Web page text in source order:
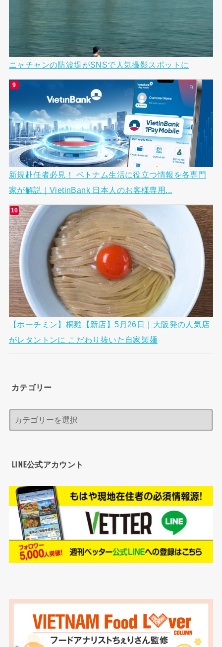
ニャチャンの防波堤がSNSで人気撮影スポットに
新規赴任者必見！ ベトナム生活に役立つ情報を各専門
家が解説｜VietinBank 日本人のお客様専用...
【ホーチミン】桐麺【新店】5月26日｜大阪発の人気店
がレタントンに こだわり抜いた自家製麺
カテゴリー
LINE公式アカウント